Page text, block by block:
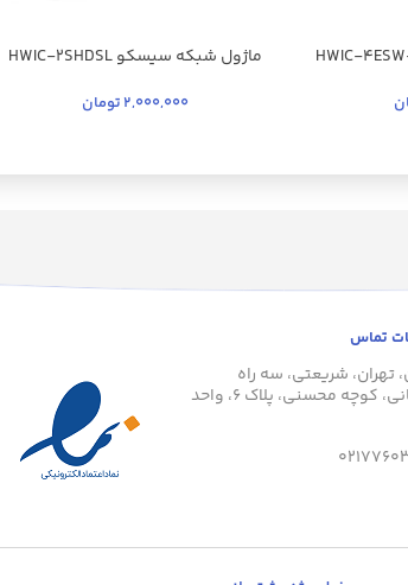
ماژول شبکه سیسکو HWIC-2SHDSL
2,000,000تومان
تماس
تهران، شریعتی، سه راه
طالقانی، کوچه محسنی، پلاک 6، واحد